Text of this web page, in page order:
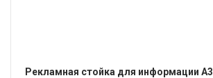
Рекламная стойка для информации А3